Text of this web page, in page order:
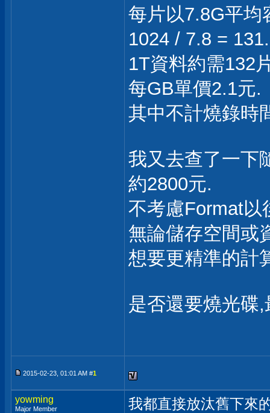
每片以7.8G平均
1024 / 7.8 =
1T資料約需132
每GB單價2.1元.
其中不計燒錄時
我又去查了一下
約2800元.
不考慮Format以
無論儲存空間或
想要更精準的計
是否還要燒光碟
2015-02-23, 01:01 AM #1
yowming
Major Member
我都直接放汰舊下來